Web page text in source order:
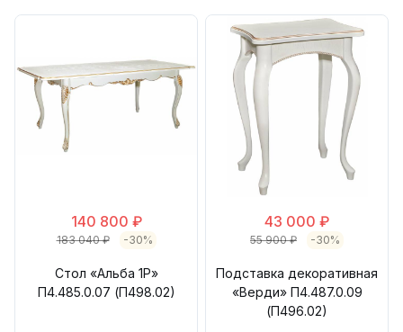
140 800 ₽
183 040 ₽ -30%
Стол «Альба 1Р»
П4.485.0.07 (П498.02)
43 000 ₽
55 900 ₽ -30%
Подставка декоративная
«Верди» П4.487.0.09
(П496.02)